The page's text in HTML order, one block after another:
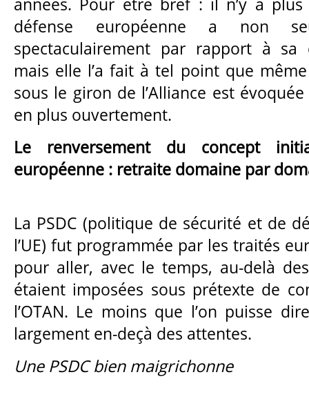
défense européenne a non
spectaculairement par rapport à sa
mais elle l’a fait à tel point que
sous le giron de l’Alliance est
en plus ouvertement.
Le renversement du concept
européenne : retraite domaine par
La PSDC (politique de sécurité et de
l’UE) fut programmée par les traités
pour aller, avec le temps, au-delà
étaient imposées sous prétexte de
l’OTAN. Le moins que l’on puisse
largement en-deçà des attentes.
Une PSDC bien maigrichonne